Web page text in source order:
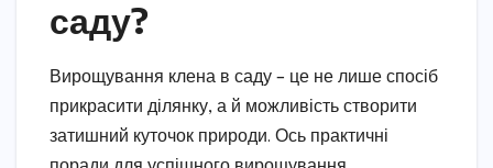
саду?
Вирощування клена в саду – це не лише спосіб
прикрасити ділянку, а й можливість створити
затишний куточок природи. Ось практичні